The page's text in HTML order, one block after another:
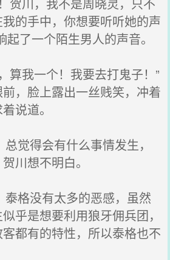
的手中，你想要听听她的声
起了一个陌生男人的声音。
算我一个！我要去打鬼子！”
，脸上露出一丝贱笑，冲着
说道。
觉得会有什么事情发生，
川想不明白。
格没有太多的恶感，虽然
乎是想要利用狼牙佣兵团，
都有的特性，所以泰格也不